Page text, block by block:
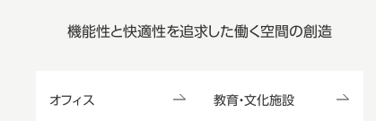
機能性と快適性を追求した働く空間の創造
オフィス 教育・文化施設